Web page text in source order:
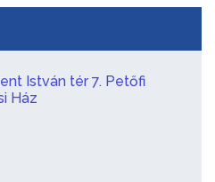
István tér 7. Petőfi
Ház